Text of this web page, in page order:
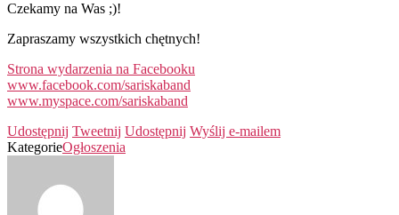
Czekamy na Was ;)!
Zapraszamy wszystkich chętnych!
Strona wydarzenia na Facebooku
www.facebook.com/sariskaband
www.myspace.com/sariskaband
Udostępnij Tweetnij Udostępnij Wyślij e-mailem
KategorieOgłoszenia